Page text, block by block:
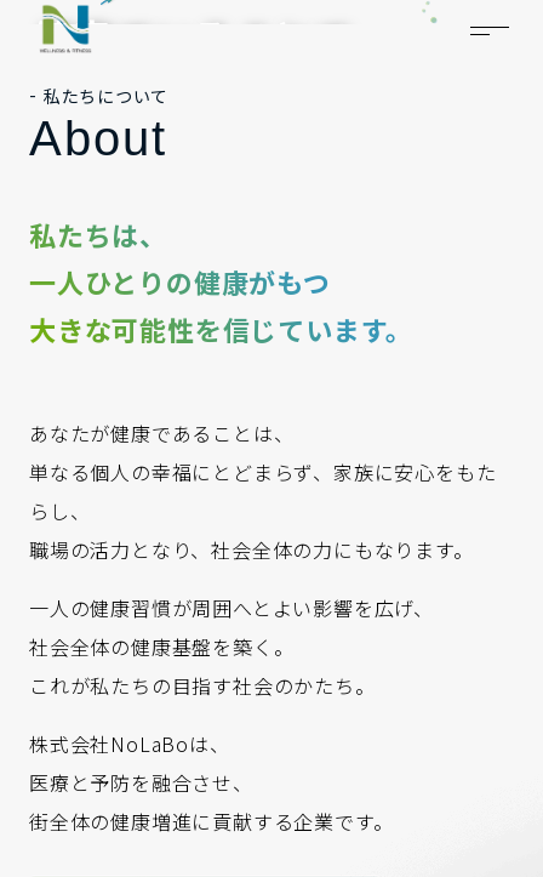
健康でいることで、
たくさんの命が
救われる。
私たちについて
About
私たちは、
一人ひとりの健康がもつ
大きな可能性を信じています。
あなたが健康であることは、
単なる個人の幸福にとどまらず、家族に安心をもた
らし、
職場の活力となり、社会全体の力にもなります。
一人の健康習慣が周囲へとよい影響を広げ、
社会全体の健康基盤を築く。
これが私たちの目指す社会のかたち。
株式会社NoLaBoは、
医療と予防を融合させ、
街全体の健康増進に貢献する企業です。